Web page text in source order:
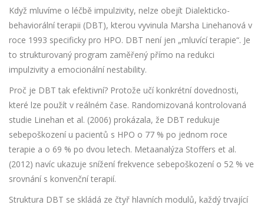
Když mluvíme o léčbě impulzivity, nelze obejít Dialekticko-
behaviorální terapii (DBT), kterou vyvinula Marsha Linehanová v
roce 1993 specificky pro HPO. DBT není jen „mluvící terapie“. Je
to strukturovaný program zaměřený přímo na redukci
impulzivity a emocionální nestability.
Proč je DBT tak efektivní? Protože učí konkrétní dovednosti,
které lze použít v reálném čase. Randomizovaná kontrolovaná
studie Linehan et al. (2006) prokázala, že DBT redukuje
sebepoškození u pacientů s HPO o 77 % po jednom roce
terapie a o 69 % po dvou letech. Metaanalýza Stoffers et al.
(2012) navíc ukazuje snížení frekvence sebepoškození o 52 % ve
srovnání s konvenční terapií.
Struktura DBT se skládá ze čtyř hlavních modulů, každý trvající